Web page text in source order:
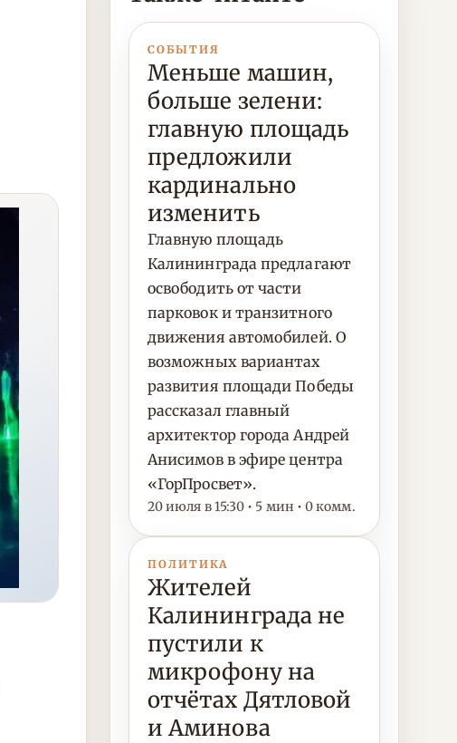
СОБЫТИЯ
Меньше машин,
больше зелени:
главную площадь
предложили
кардинально
изменить
Главную площадь
Калининграда предлагают
освободить от части
парковок и транзитного
движения автомобилей. О
возможных вариантах
развития площади Победы
рассказал главный
архитектор города Андрей
Анисимов в эфире центра
«ГорПросвет».
20 июля в 15:30 • 5 мин • 0 комм.
ПОЛИТИКА
Жителей
Калининграда не
пустили к
микрофону на
отчётах Дятловой
и Аминова